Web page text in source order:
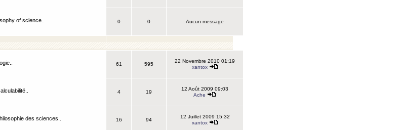
of science..
0 0 Aucun message
61 595
22 Novembre 2010 01:19
xantox
4 19
12 Août 2009 09:03
Ache
des sciences..
16 94
12 Juillet 2009 15:32
xantox